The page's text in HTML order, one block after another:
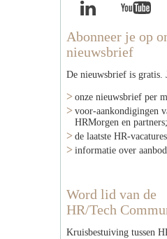
Abonneer je op
nieuwsbrief
De nieuwsbrief is gratis.
onze nieuwsbrief per
voor-aankondigingen
HRMorgen en partners;
de laatste HR-
informatie over
Word lid van de
HR/Tech
Kruisbestuiving tussen